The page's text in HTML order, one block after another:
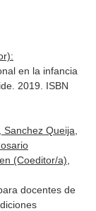
en la infancia
2019. ISBN
Queija,
(Coeditor/a),
docentes de